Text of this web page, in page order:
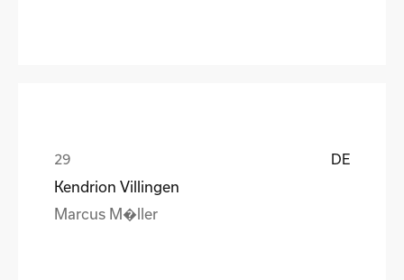
DE
Kendrion Villingen
Marcus M�ller